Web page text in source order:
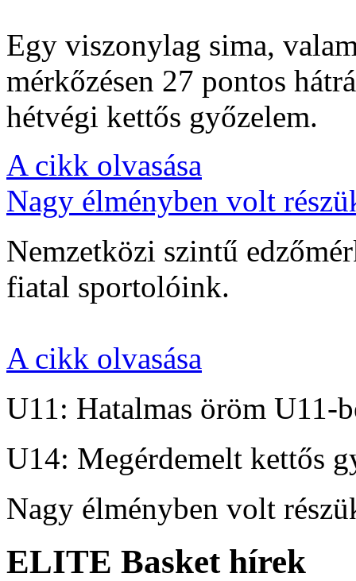
Egy viszonylag sima,
mérkőzésen 27 pontos
hétvégi kettős győzelem.
A cikk olvasása
Nagy élményben volt
Nemzetközi szintű
fiatal sportolóink.
A cikk olvasása
U11: Hatalmas öröm U11-
U14: Megérdemelt kettős
Nagy élményben volt
ELITE Basket hírek